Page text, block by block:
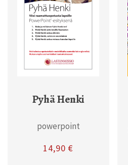
Pyhä Henki
powerpoint
14,90€